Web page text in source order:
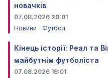
новачків
07.08.2026 20:01
Новини
Футбол
Кінець історії: Реал та
майбутнім футболіста
07.08.2026 19:01